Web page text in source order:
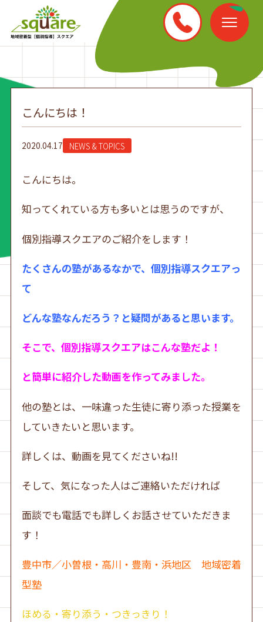
こんにちは！
2020.04.17 NEWS & TOPICS
こんにちは。
知ってくれている方も多いとは思うのですが、
個別指導スクエアのご紹介をします！
たくさんの塾があるなかで、個別指導スクエアっ
て
どんな塾なんだろう？と疑問があると思います。
そこで、個別指導スクエアはこんな塾だよ！
と簡単に紹介した動画を作ってみました。
他の塾とは、一味違った生徒に寄り添った授業を
していきたいと思います。
詳しくは、動画を見てくださいね!!
そして、気になった人はご連絡いただければ
面談でも電話でも詳しくお話させていただきま
す！
豊中市／小曽根・高川・豊南・浜地区 地域密着
型塾
ほめる・寄り添う・つきっきり！